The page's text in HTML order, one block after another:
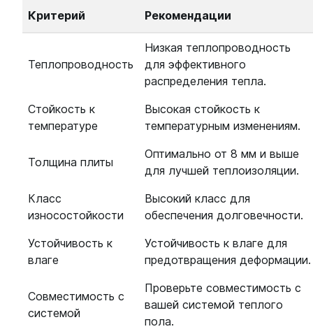
Критерий Рекомендации
Теплопроводность
Низкая теплопроводность
для эффективного
распределения тепла.
Стойкость к
температуре
Высокая стойкость к
температурным изменениям.
Толщина плиты
Оптимально от 8 мм и выше
для лучшей теплоизоляции.
Класс
износостойкости
Высокий класс для
обеспечения долговечности.
Устойчивость к
влаге
Устойчивость к влаге для
предотвращения деформации.
Совместимость с
системой
Проверьте совместимость с
вашей системой теплого
пола.